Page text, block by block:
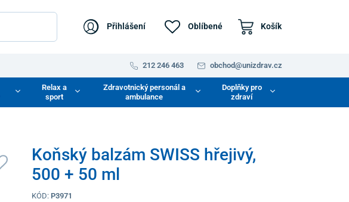
Přihlášení Oblíbené Košík
212 246 463 obchod@unizdrav.cz
Relax a
sport
Zdravotnický personál a
ambulance
Doplňky pro
zdraví
Koňský balzám SWISS hřejivý,
500 + 50 ml
KÓD: P3971